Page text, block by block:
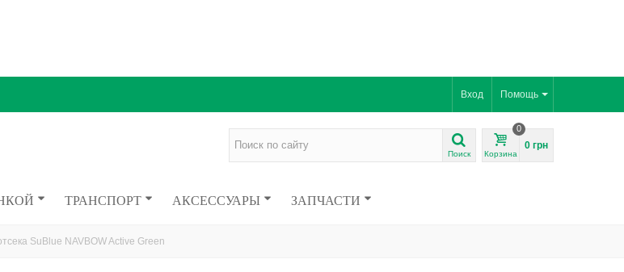
Помощь
Вход
Поиск Корзина
0
0 грн
ТРАНСПОРТ АКСЕССУАРЫ ЗАПЧАСТИ
SuBlue NAVBOW Active Green